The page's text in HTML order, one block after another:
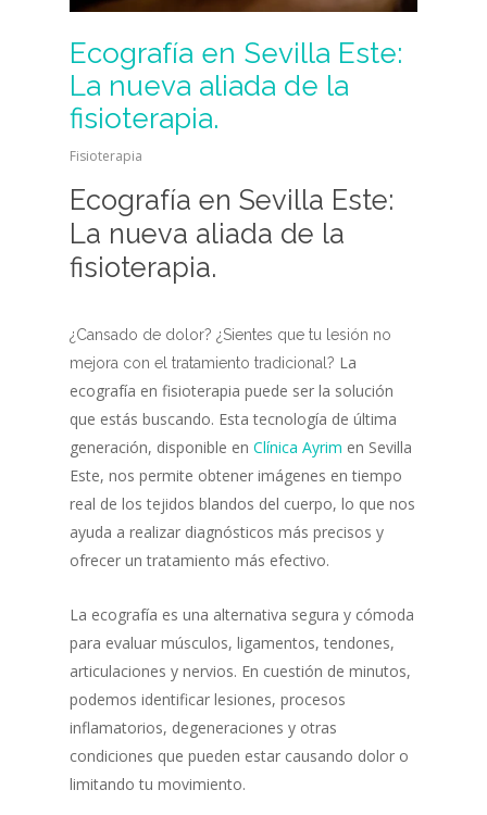
Ecografía en Sevilla Este:
La nueva aliada de la
fisioterapia.
Fisioterapia
Ecografía en Sevilla Este:
La nueva aliada de la
fisioterapia.
¿Cansado de dolor? ¿Sientes que tu lesión no
mejora con el tratamientotradicional? La
ecografía en fisioterapia puede ser la solución
que estás buscando. Esta tecnología de última
generación, disponible en Clínica Ayrim en Sevilla
Este, nos permite obtener imágenes en tiempo
real de los tejidos blandos del cuerpo, lo que nos
ayuda a realizar diagnósticos más precisos y
ofrecer un tratamiento más efectivo.
La ecografía es una alternativa segura y cómoda
para evaluar músculos, ligamentos, tendones,
articulaciones y nervios. En cuestión de minutos,
podemos identificar lesiones, procesos
inflamatorios, degeneraciones y otras
condiciones que pueden estar causando dolor o
limitando tu movimiento.